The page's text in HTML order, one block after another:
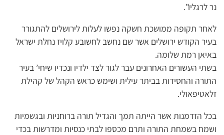
נר לרגליו”.
לאחר תקופה ממושכת חשקה נפשו לעלות לירושלים להתגורר
בעיר הקודש ירושלים אשר שם נחשב לחשובע קלויז נחלת ישראל
באיאן רמת שלומה.
בשתי העשורים האחרונים עבר לגור לצד ילדיו ונכדיו שיחי’ בעיר
התורה והחסידות בביתר עילית ושימש כראש הקהל של קהילת
זלאטיפאולי.
בכל הזדמנות אשר הייתה תמך והגדיל תורה ברוחניות ובגשמיות
ושמח בשמחת התורה ותרם מכספו לבתי כנסיות ומדרשות בכדי